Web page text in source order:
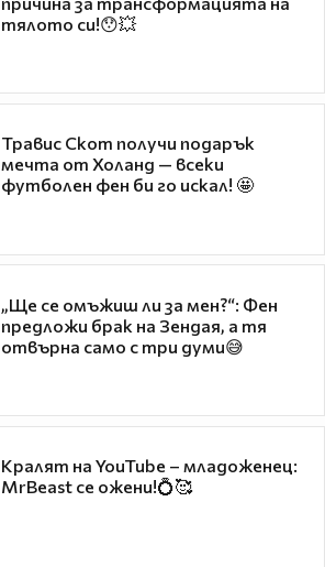
тялото си!😯💥
Травис Скот получи подарък
мечта от Холанд — всеки
футболен фен би го искал! 🤩
„Ще се омъжиш ли за мен?“: Фен
предложи брак на Зендая, а тя
отвърна само с три думи😅
Кралят на YouTube – младоженец:
MrBeast се ожени!💍🥰